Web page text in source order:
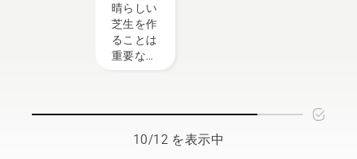
でブレー
ドを包ん
で手を保
護するこ
晴らしい
芝生を作
ることは
重要な要
ムやスポ
ーツ、園
生になる
10/12 を表示中